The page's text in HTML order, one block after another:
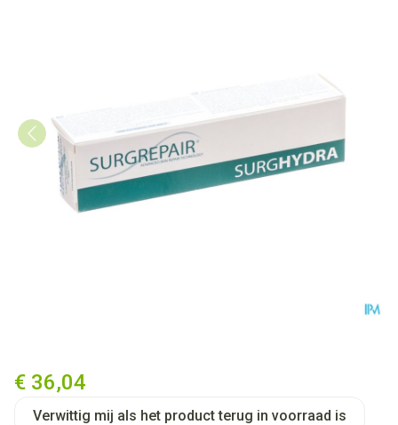
€ 36,04
Verwittig mij als het product terug in voorraad is